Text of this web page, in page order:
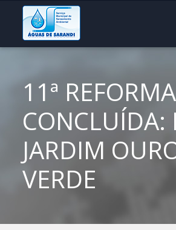
11ª REFORMA
CONCLUÍDA:
JARDIM
VERDE